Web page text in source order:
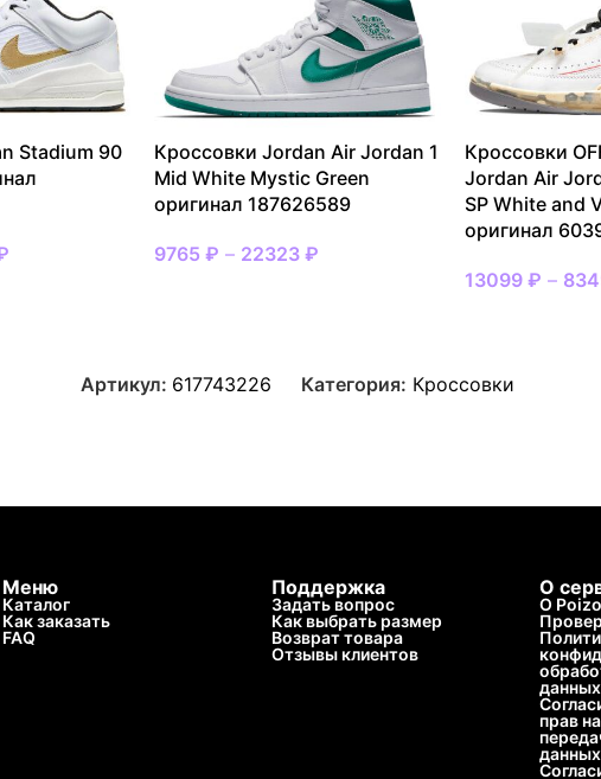
Stadium 90
Кроссовки Jordan Air Jordan 1
Mid White Mystic Green
оригинал 187626589
9765 ₽ – 22323 ₽
Кроссовки
Jordan Air
SP White and
оригинал
13099₽ –
Артикул: 617743226 Категория: Кроссовки
Меню
Каталог
Как заказать
FAQ
Поддержка
Задать вопрос
Как выбрать размер
Возврат товара
Отзывы клиентов
О
О
данных
прав